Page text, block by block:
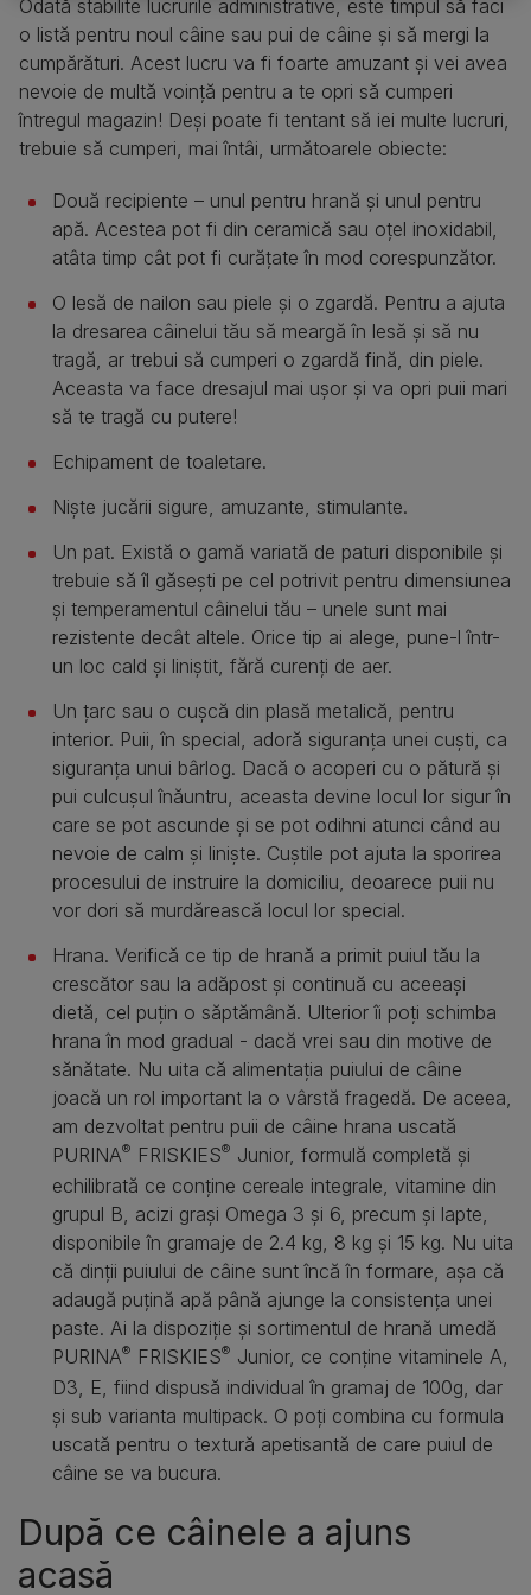
Odată stabilite lucrurile administrative, este timpul să faci
o listă pentru noul câine sau pui de câine și să mergi la
cumpărături. Acest lucru va fi foarte amuzant și vei avea
nevoie de multă voință pentru a te opri să cumperi
întregul magazin! Deși poate fi tentant să iei multe lucruri,
trebuie să cumperi, mai întâi, următoarele obiecte:
Două recipiente – unul pentru hrană și unul pentru
apă. Acestea pot fi din ceramică sau oțel inoxidabil,
atâta timp cât pot fi curățate în mod corespunzător.
O lesă de nailon sau piele și o zgardă. Pentru a ajuta
la dresarea câinelui tău să meargă în lesă și să nu
tragă, ar trebui să cumperi o zgardă fină, din piele.
Aceasta va face dresajul mai ușor și va opri puii mari
să te tragă cu putere!
Echipament de toaletare.
Niște jucării sigure, amuzante, stimulante.
Un pat. Există o gamă variată de paturi disponibile și
trebuie să îl găsești pe cel potrivit pentru dimensiunea
și temperamentul câinelui tău – unele sunt mai
rezistente decât altele. Orice tip ai alege, pune-l într-
un loc cald și liniștit, fără curenți de aer.
Un țarc sau o cușcă din plasă metalică, pentru
interior. Puii, în special, adoră siguranța unei cuști, ca
siguranța unui bârlog. Dacă o acoperi cu o pătură și
pui culcușul înăuntru, aceasta devine locul lor sigur în
care se pot ascunde și se pot odihni atunci când au
nevoie de calm și liniște. Cuștile pot ajuta la sporirea
procesului de instruire la domiciliu, deoarece puii nu
vor dori să murdărească locul lor special.
Hrana. Verifică ce tip de hrană a primit puiul tău la
crescător sau la adăpost și continuă cu aceeași
dietă, cel puțin o săptămână. Ulterior îi poți schimba
hrana în mod gradual - dacă vrei sau din motive de
sănătate. Nu uita că alimentația puiului de câine
joacă un rol important la o vârstă fragedă. De aceea,
am dezvoltat pentru puii de câine hrana uscată
PURINA® FRISKIES® Junior, formulă completă și
echilibrată ce conține cereale integrale, vitamine din
grupul B, acizi grași Omega 3 și 6, precum și lapte,
disponibile în gramaje de 2.4 kg, 8 kg și 15 kg. Nu uita
că dinții puiului de câine sunt încă în formare, așa că
adaugă puțină apă până ajunge la consistența unei
paste. Ai la dispoziție și sortimentul de hrană umedă
PURINA® FRISKIES® Junior, ce conține vitaminele A,
D3, E, fiind dispusă individual în gramaj de 100g, dar
și sub varianta multipack. O poți combina cu formula
uscată pentru o textură apetisantă de care puiul de
câine se va bucura.
După ce câinele a ajuns
acasă